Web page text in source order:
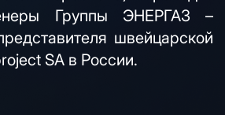
Группы ЭНЕРГАЗ –
швейцарской
SA в России.